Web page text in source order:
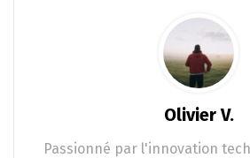
Olivier V.
Passionné par l'innovation